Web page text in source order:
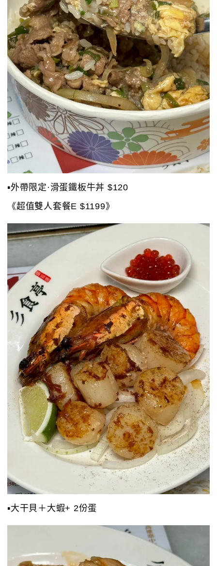
▪️外帶限定·滑蛋鐵板牛丼 $120
《超值雙人套餐E $1199》
▪️大干貝＋大蝦+ 2份蛋